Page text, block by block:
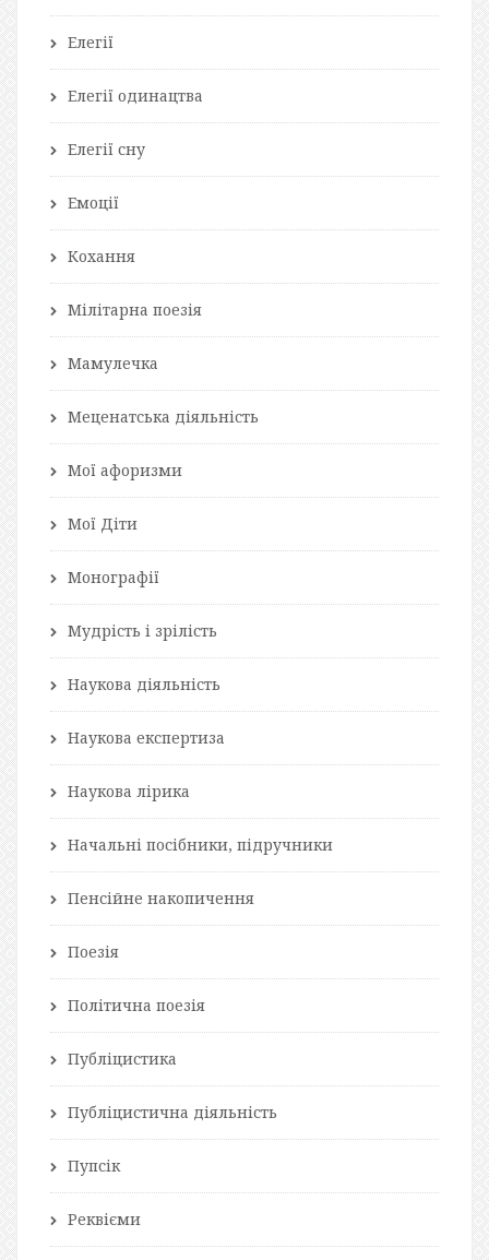
Елегії
Елегії одинацтва
Елегії сну
Емоції
Кохання
Мілітарна поезія
Мамулечка
Меценатська діяльність
Мої афоризми
Мої Діти
Монографії
Мудрість і зрілість
Наукова діяльність
Наукова експертиза
Наукова лірика
Начальні посібники, підручники
Пенсійне накопичення
Поезія
Політична поезія
Публіцистика
Публіцистична діяльність
Пупсік
Реквієми